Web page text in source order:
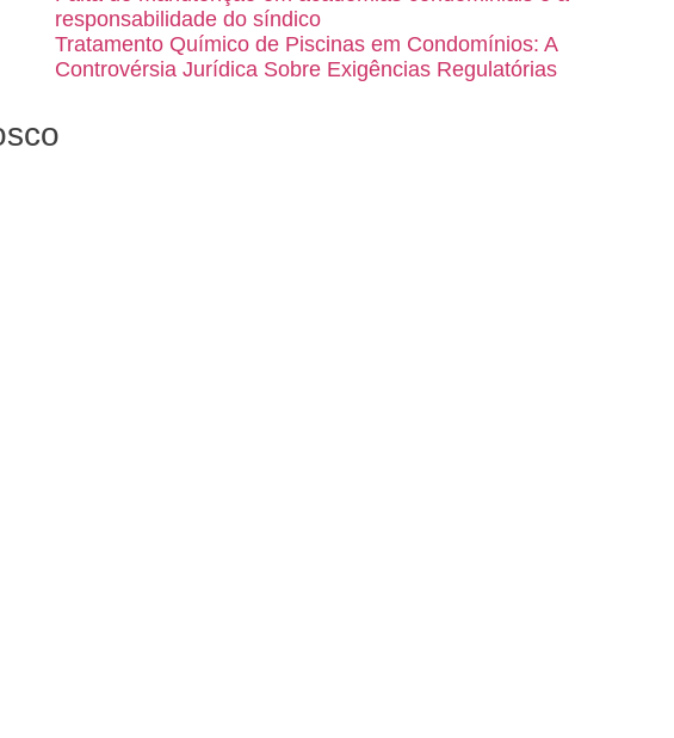
responsabilidade do síndico
Tratamento Químico de Piscinas em Condomínios: A
Controvérsia Jurídica Sobre Exigências Regulatórias